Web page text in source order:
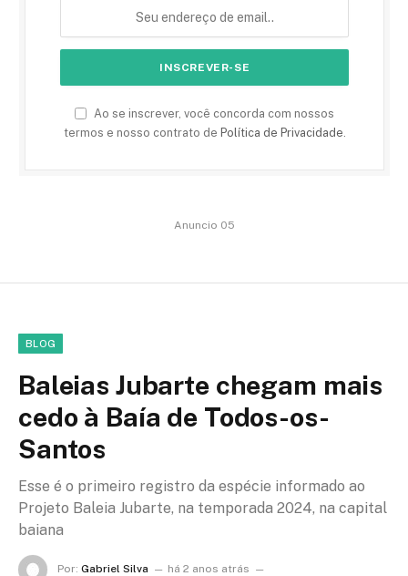
Ao se inscrever, você concorda com nossos
termos e nosso contrato de Política de Privacidade
Anuncio 05
BLOG
Baleias Jubarte chegam mais
cedo à Baía de Todos-os-
Santos
Esse é o primeiro registro da espécie informado ao
Projeto Baleia Jubarte, na temporada 2024, na capital
baiana
Por: Gabriel Silva
há 2 anos atrás